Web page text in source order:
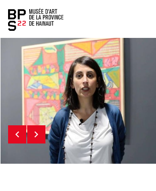
skip_to_content
Accueil